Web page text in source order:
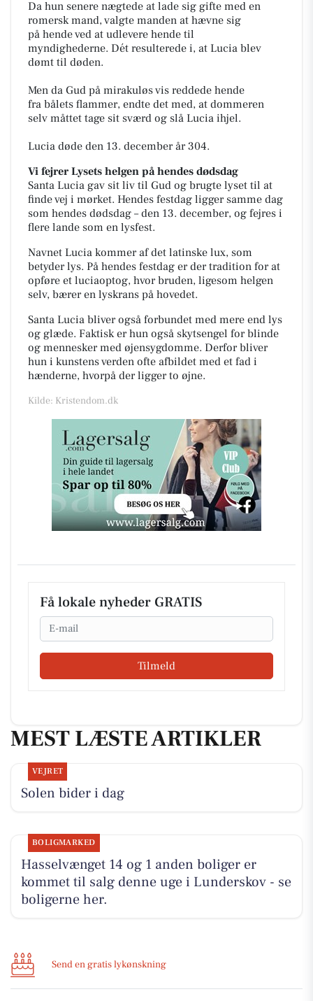
Da hun senere nægtede at lade sig gifte med en
romersk mand, valgte manden at hævne sig
på hende ved at udlevere hende til
myndighederne. Dét resulterede i, at Lucia blev
dømt til døden.
Men da Gud på mirakuløs vis reddede hende
fra bålets flammer, endte det med, at dommeren
selv måttet tage sit sværd og slå Lucia ihjel.
Lucia døde den 13. december år 304.
Vi fejrer Lysets helgen på hendes dødsdag
Santa Lucia gav sit liv til Gud og brugte lyset til at
finde vej i mørket. Hendes festdag ligger samme dag
som hendes dødsdag – den 13. december, og fejres i
flere lande som en lysfest.
Navnet Lucia kommer af det latinske lux, som
betyder lys. På hendes festdag er der tradition for at
opføre et luciaoptog, hvor bruden, ligesom helgen
selv, bærer en lyskrans på hovedet.
Santa Lucia bliver også forbundet med mere end lys
og glæde. Faktisk er hun også skytsengel for blinde
og mennesker med øjensygdomme. Derfor bliver
hun i kunstens verden ofte afbildet med et fad i
hænderne, hvorpå der ligger to øjne.
Kilde: Kristendom.dk
Få lokale nyheder GRATIS
Email
Tilmeld
MEST LÆSTE ARTIKLER
VEJRET
Solen bider i dag
BOLIGMARKED
Hasselvænget 14 og 1 anden boliger er
kommet til salg denne uge i Lunderskov - se
boligerne her.
Send en gratis lykønskning